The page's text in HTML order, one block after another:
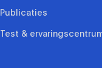
Publicaties
Test &